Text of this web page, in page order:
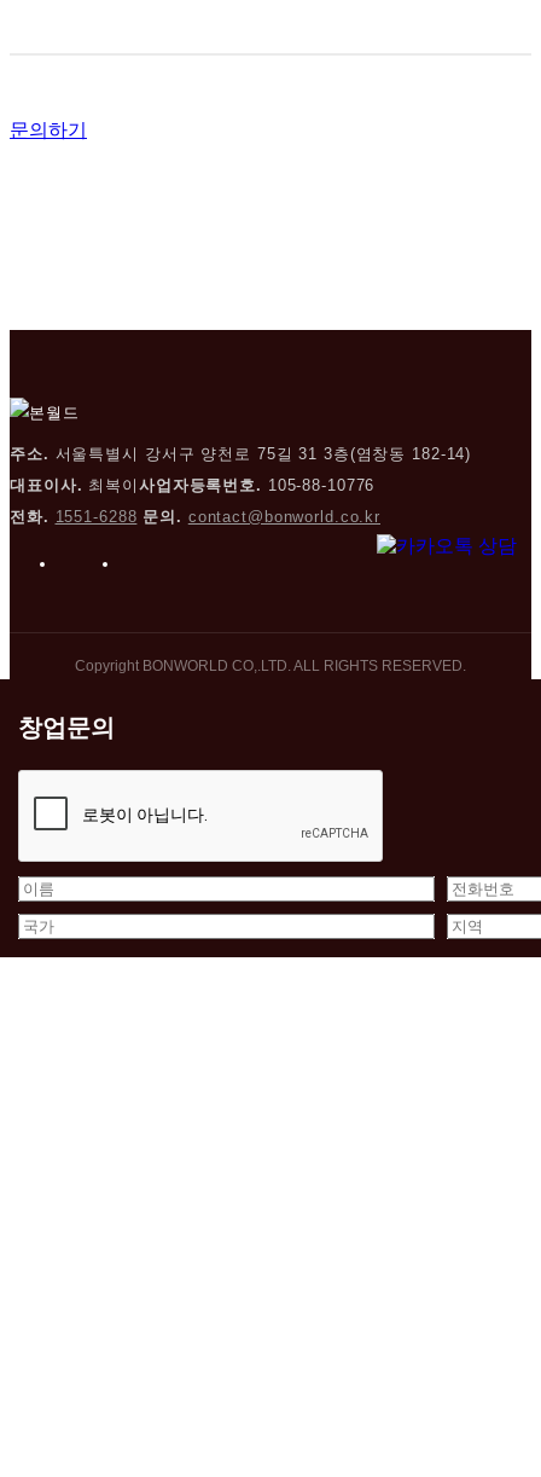
문의하기
창업문의
주소. 서울특별시 강서구 양천로 75길 31 3층(염창동 182-14)
대표이사. 최복이 사업자등록번호. 105-88-10776
전화. 1551-6288 문의. contact@bonworld.co.kr
Copyright BONWORLD CO,.LTD. ALL RIGHTS RESERVED.